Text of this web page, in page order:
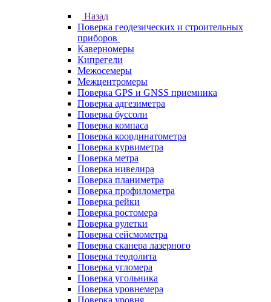
Назад
Поверка геодезических и строительных
приборов
Каверномеры
Кипрегели
Межосемеры
Межцентромеры
Поверка GPS и GNSS приемника
Поверка адгезиметра
Поверка буссоли
Поверка компаса
Поверка координатометра
Поверка курвиметра
Поверка метра
Поверка нивелира
Поверка планиметра
Поверка профилометра
Поверка рейки
Поверка ростомера
Поверка рулетки
Поверка сейсмометра
Поверка сканера лазерного
Поверка теодолита
Поверка угломера
Поверка угольника
Поверка уровнемера
Поверка уровня